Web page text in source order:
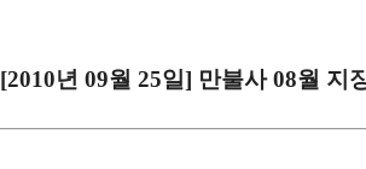
[2010년 09월 25일] 만불사 08월 지